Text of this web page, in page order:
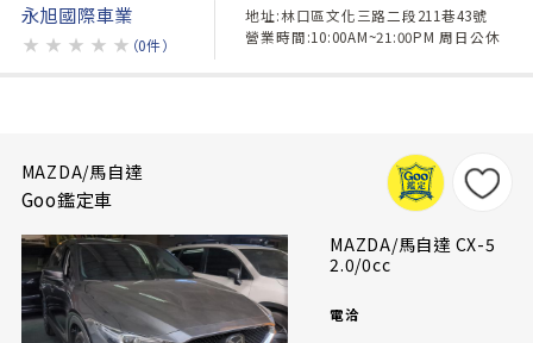
永旭國際車業
★ ★ ★ ★ ★ （0件）
地址:林口區文化三路二段211巷43號
營業時間:10:00AM~21:00PM 周日公休
MAZDA/馬自達
Goo鑑定車
MAZDA/馬自達 CX-5
2.0/0cc
電洽